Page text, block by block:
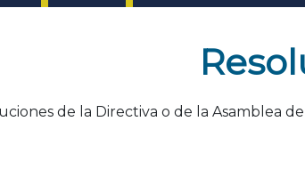
de la Directiva o de la Asamblea de